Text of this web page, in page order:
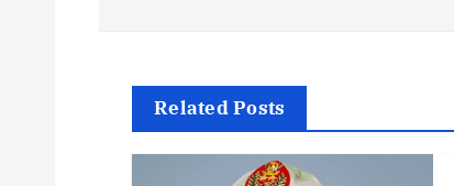
Related Posts